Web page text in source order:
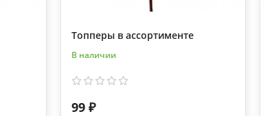
Топперы в ассортименте
В наличии
99 ₽